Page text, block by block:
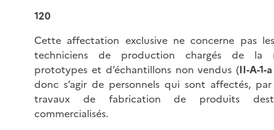
120
Cette affectation exclusive ne concerne pas
techniciens de production chargés de la
prototypes et d’échantillons non vendus (II-A-1-
donc s’agir de personnels qui sont affectés,
travaux de fabrication de produits
commercialisés.